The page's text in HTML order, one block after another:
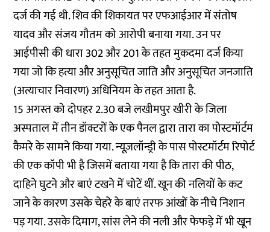
दर्ज की गई थी. शिव की शिकायत पर एफआईआर में संतोष
यादव और संजय गौतम को आरोपी बनाया गया. उन पर
आईपीसी की धारा 302 और 201 के तहत मुकदमा दर्ज किया
गया जो कि हत्या और अनुसूचित जाति और अनुसूचित जनजाति
(अत्याचार निवारण) अधिनियम के तहत आता है.
15 अगस्त को दोपहर 2.30 बजे लखीमपुर खीरी के जिला
अस्पताल में तीन डॉक्टरों के एक पैनल द्वारा तारा का पोस्टमॉर्टम
कैमरे के सामने किया गया. न्यूज़लॉन्ड्री के पास पोस्टमॉर्टम रिपोर्ट
की एक कॉपी भी है जिसमें बताया गया है कि तारा की पीठ,
दाहिने घुटने और बाएं टखने में चोटें थीं. खून की नलियों के कट
जाने के कारण उसके चेहरे के बाएं तरफ आंखों के नीचे निशान
पड़ गया. उसके दिमाग, सांस लेने की नली और फेफड़े में भी खून